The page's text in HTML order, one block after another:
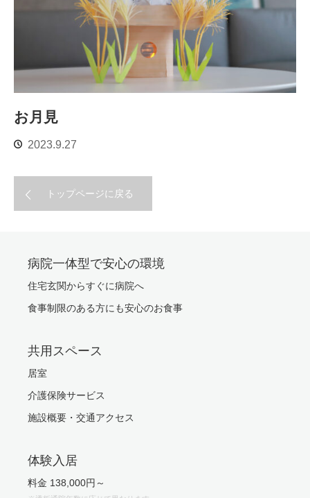
お月見
2023.9.27
トップページに戻る
病院一体型で安心の環境
住宅玄関からすぐに病院へ
食事制限のある方にも安心のお食事
共用スペース
居室
介護保険サービス
施設概要・交通アクセス
体験入居
料金 138,000円～